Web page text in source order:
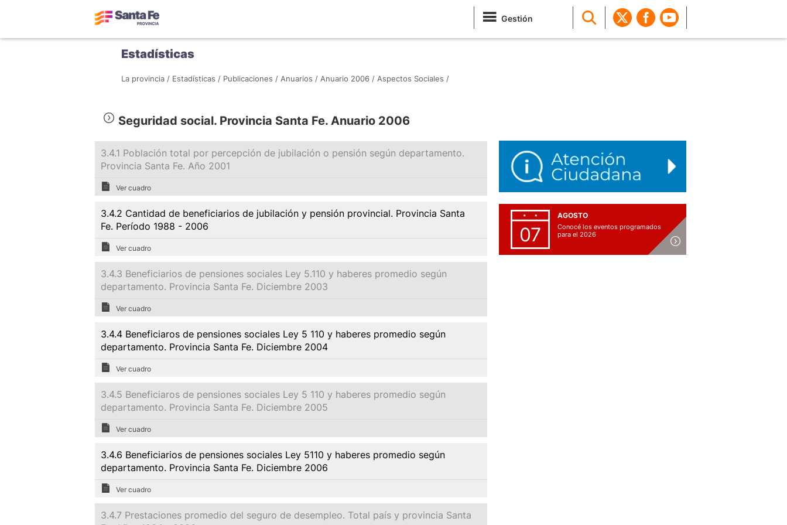
Gestión
Estadísticas
La provincia / Estadísticas / Publicaciones / Anuarios / Anuario 2006 / Aspectos Sociales /
Seguridad social. Provincia Santa Fe. Anuario 2006
3.4.1 Población total por percepción de jubilación o pensión según departamento.
Provincia Santa Fe. Año 2001
Ver cuadro
3.4.2 Cantidad de beneficiarios de jubilación y pensión provincial. Provincia Santa
Fe. Período 1988 - 2006
Ver cuadro
3.4.3 Beneficiarios de pensiones sociales Ley 5.110 y haberes promedio según
departamento. Provincia Santa Fe. Diciembre 2003
Ver cuadro
3.4.4 Beneficiaros de pensiones sociales Ley 5 110 y haberes promedio según
departamento. Provincia Santa Fe. Diciembre 2004
Ver cuadro
3.4.5 Beneficiaros de pensiones sociales Ley 5 110 y haberes promedio según
departamento. Provincia Santa Fe. Diciembre 2005
Ver cuadro
3.4.6 Beneficiarios de pensiones sociales Ley 5110 y haberes promedio según
departamento. Provincia Santa Fe. Diciembre 2006
Ver cuadro
3.4.7 Prestaciones promedio del seguro de desempleo. Total país y provincia Santa
07
AGOSTO
Conocé los eventos programados
para el 2026